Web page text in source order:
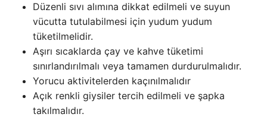
Düzenli sıvı alımına dikkat edilmeli ve suyun
vücutta tutulabilmesi için yudum yudum
tüketilmelidir.
Aşırı sıcaklarda çay ve kahve tüketimi
sınırlandırılmalı veya tamamen durdurulmalıdır.
Yorucu aktivitelerden kaçınılmalıdır
Açık renkli giysiler tercih edilmeli ve şapka
takılmalıdır.